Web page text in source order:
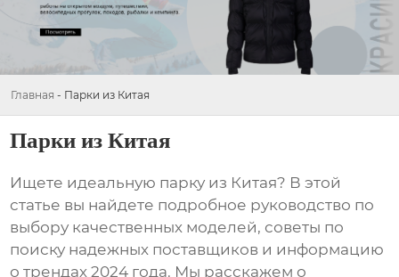
Главная - Парки из Китая
Парки из Китая
Ищете идеальную парку из Китая? В этой
статье вы найдете подробное руководство по
выбору качественных моделей, советы по
поиску надежных поставщиков и информацию
о трендах 2024 года. Мы расскажем о